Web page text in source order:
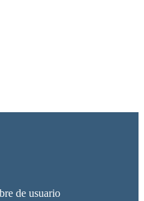
de usuario